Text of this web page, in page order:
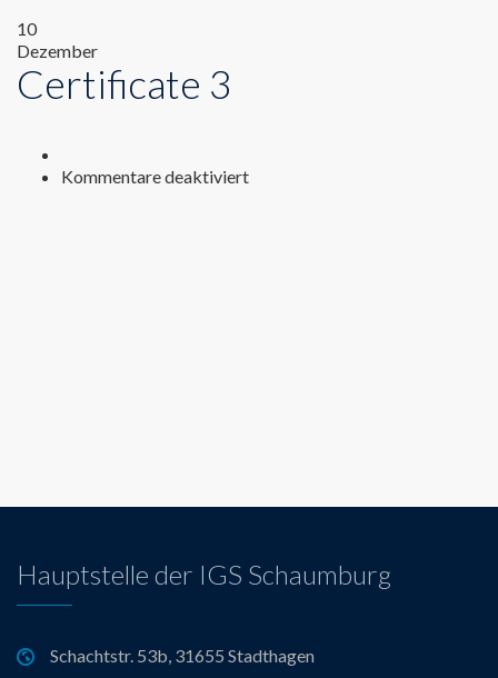
10
Dezember
Certificate 3
Kommentare deaktiviertfür
Hauptstelle der IGS Schaumburg
Schachtstr. 53b, 31655 Stadthagen